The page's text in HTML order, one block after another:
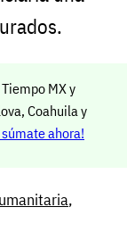
MX y
Coahuila y
súmate ahora!
,